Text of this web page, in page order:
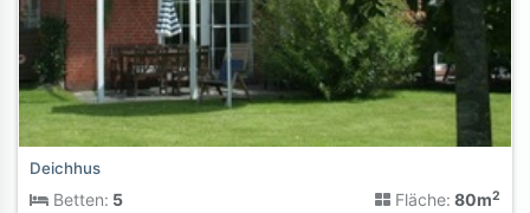
Deichhus
Betten: 5 Fläche: 80m2